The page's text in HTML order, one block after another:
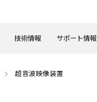
技術情報 サポート情報
超音波映像装置